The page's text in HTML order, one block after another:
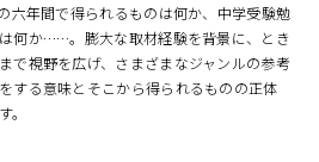
六年間で得られるものは何か、中学受験勉
何か……。膨大な取材経験を背景に、とき
で視野を広げ、さまざまなジャンルの参考
する意味とそこから得られるものの正体